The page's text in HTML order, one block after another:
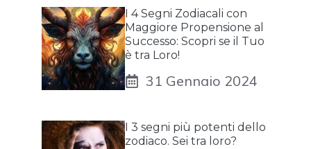
I 4 Segni Zodiacali con
Maggiore Propensione al
Successo: Scopri se il Tuo
è tra Loro!
31 Gennaio 2024
I 3 segni più potenti dello
zodiaco. Sei tra loro?